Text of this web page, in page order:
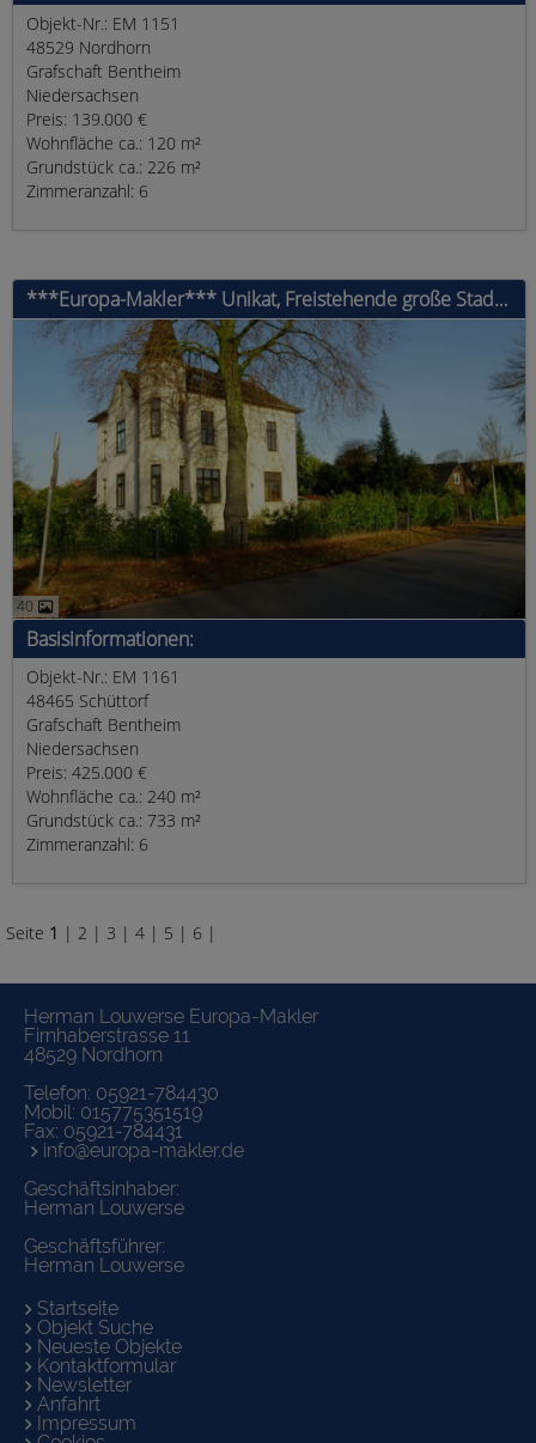
Objekt-Nr.: EM 1151
48529 Nordhorn
Grafschaft Bentheim
Niedersachsen
Preis: 139.000 €
Wohnfläche ca.: 120 m²
Grundstück ca.: 226 m²
Zimmeranzahl: 6
***Europa-Makler*** Unikat, Freistehende große Stadtvilla gelegen in zentraler Lage in Schüttorf
40
Basisinformationen:
Objekt-Nr.: EM 1161
48465 Schüttorf
Grafschaft Bentheim
Niedersachsen
Preis: 425.000 €
Wohnfläche ca.: 240 m²
Grundstück ca.: 733 m²
Zimmeranzahl: 6
Seite 1 | 2 | 3 | 4 | 5 | 6 |
Herman Louwerse Europa-Makler
Firnhaberstrasse 11
48529 Nordhorn
Telefon: 05921-784430
Mobil: 015775351519
Fax: 05921-784431
info@europa-makler.de
Geschäftsinhaber:
Herman Louwerse
Geschäftsführer:
Herman Louwerse
Startseite
Objekt Suche
Neueste Objekte
Kontaktformular
Newsletter
Anfahrt
Impressum